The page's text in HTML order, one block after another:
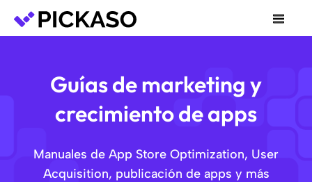
Guías de marketing y
crecimiento de apps
Manuales de App Store Optimization, User
Acquisition, publicación de apps y más